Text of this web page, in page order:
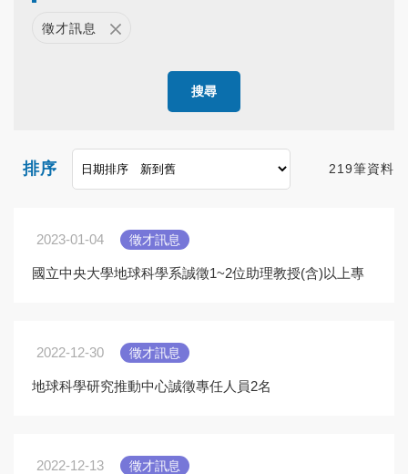
搜尋
219筆資料
排序
徵才訊息
2023-01-04 徵才訊息
國立中央大學地球科學系誠徵1~2位助理教授(含)以上專
2022-12-30 徵才訊息
地球科學研究推動中心誠徵專任人員2名
2022-12-13 徵才訊息